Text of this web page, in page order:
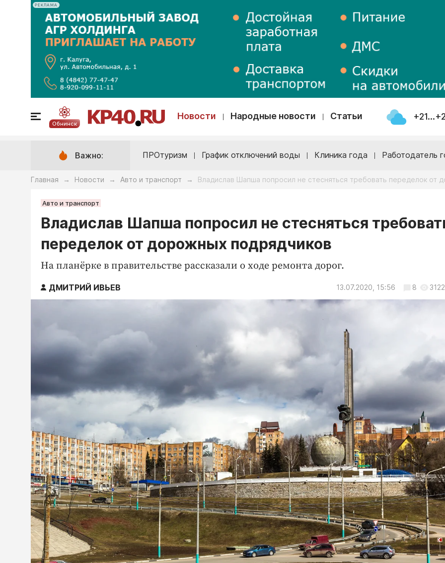
РЕКЛАМА
Обнинск
Новости Народные новости Статьи
Важно: ПРОтуризм График отключений воды Клиника года Работодатель
Главная → Новости → Авто и транспорт → Владислав Шапша попросил не стесняться требовать переделок от
Авто и транспорт
Владислав Шапша попросил не стесняться
переделок от дорожных подрядчиков
На планёрке в правительстве рассказали о ходе ремонта дорог.
ДМИТРИЙ ИВЬЕВ 13.07.2020, 15:56 8 3122